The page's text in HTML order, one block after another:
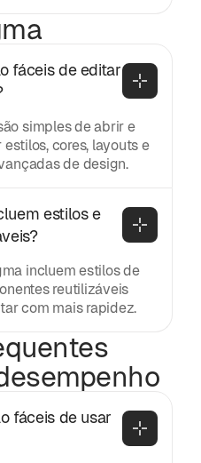
fáceis de editar
simples de abrir e
cores, layouts e
de design.
estilos e
incluem estilos de
reutilizáveis
com mais rapidez.
fáceis de usar